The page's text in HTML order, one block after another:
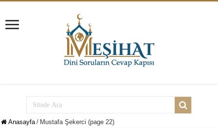
Anasayfa / Mustafa Şekerci (page 22)